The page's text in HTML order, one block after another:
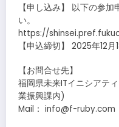
【申し込み】 以下の参
い。
https://
【申込締切】 2025年12
【お問合せ先】
福岡県未来ITイニシアテ
業振興課内)
Mail： info@f-ruby.com